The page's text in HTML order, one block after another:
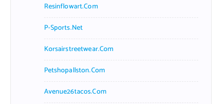
Resinflowart.com
P-Sports.net
Korsairstreetwear.com
Petshopallston.com
Avenue26tacos.com